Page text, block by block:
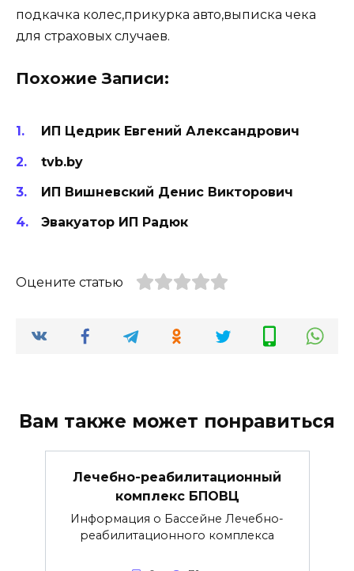
подкачка колес,прикурка авто,выписка чека
для страховых случаев.
Похожие Записи:
ИП Цедрик Евгений Александрович
tvb.by
ИП Вишневский Денис Викторович
Эвакуатор ИП Радюк
Оцените статью
Вам также может понравиться
Лечебно-реабилитационный
комплекс БПОВЦ
Информация о Бассейне Лечебно-
реабилитационного комплекса